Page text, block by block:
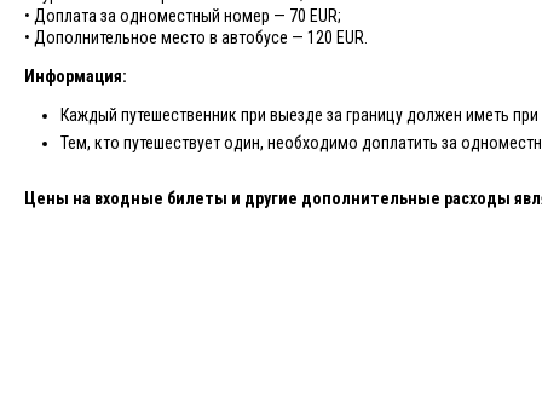
• Доплата за одноместный номер — 70 EUR;
• Дополнительное место в автобусе — 120 EUR.
Информация:
Каждый путешественник при выезде за границу должен иметь
Тем, кто путешествует один, необходимо доплатить за
Цены на входные билеты и другие дополнительные расходы